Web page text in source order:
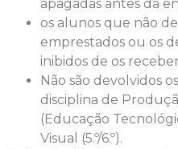
apagadas antes da
os alunos que não
emprestados ou os
inibidos de os
Não são devolvidos
disciplina de
(Educação
Visual (5.º/6.º).